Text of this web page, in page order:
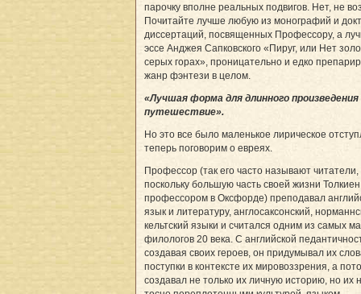
парочку вполне реальных подвигов. Нет, не
Почитайте лучше любую из монографий и
диссертаций, посвященных Профессору, а
эссе Анджея Сапковского «Пируг, или Нет
серых горах», проницательно и едко
жанр фэнтези в целом.
«Лучшая форма для длинного
путешествие».
Но это все было маленькое лирическое
теперь поговорим о евреях.
Профессор (так его часто называют читатели,
поскольку большую часть своей жизни
профессором в Оксфорде) преподавал
язык и литературу, англосаксонский,
кельтский языки и считался одним из самых
филологов 20 века. С английской
создавая своих героев, он придумывал их
поступки в контексте их мировоззрения, а
создавал не только их личную историю, но их